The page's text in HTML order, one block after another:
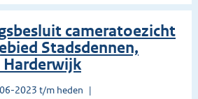
cameratoezicht
Stadsdennen,
Harderwijk
2023 t/m heden